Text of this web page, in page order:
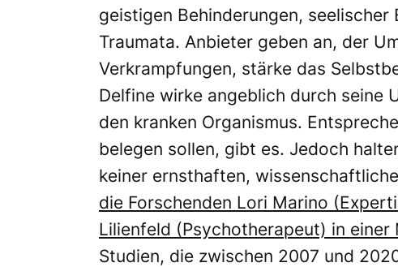
geistigen Behinderungen,
Traumata. Anbieter geben an, der
Verkrampfungen, stärke das
Delfine wirke angeblich durch seine
den kranken Organismus.
belegen sollen, gibt es. Jedoch
keiner ernsthaften,
die Forschenden Lori Marino
Lilienfeld (Psychotherapeut) in einer
Studien, die zwischen 2007 und